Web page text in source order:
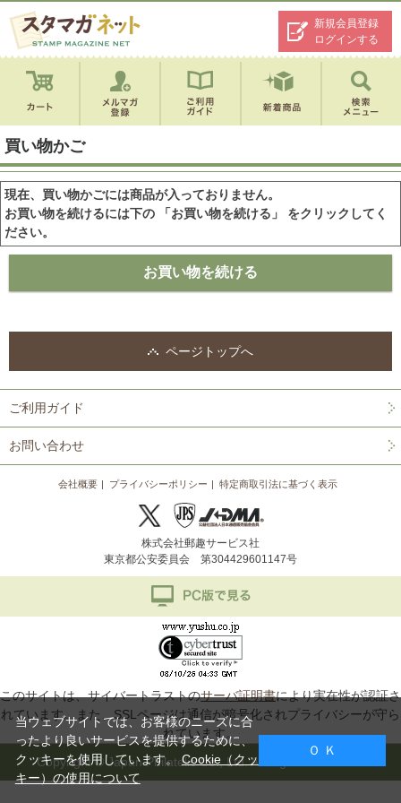
新規会員登録
ログインする
買い物かご
現在、買い物かごには商品が入っておりません。
お買い物を続けるには下の 「お買い物を続ける」 をクリックしてく
ださい。
ページトップへ
ご利用ガイド
お問い合わせ
会社概要 プライバシーポリシー 特定商取引法に基づく表示
株式会社郵趣サービス社
東京都公安委員会 第304429601147号
このサイトは、サイバートラストのサーバ証明書により実在性が認証さ
れています。また、SSLページは通信が暗号化されプライバシーが守ら
れています。
Copyright © Japan Philatelic Co., Ltd. All Rights Reserved.
当ウェブサイトでは、お客様のニーズに合
ったより良いサービスを提供するために、
クッキーを使用しています。Cookie（クッ
キー）の使用について
Ｏ Ｋ